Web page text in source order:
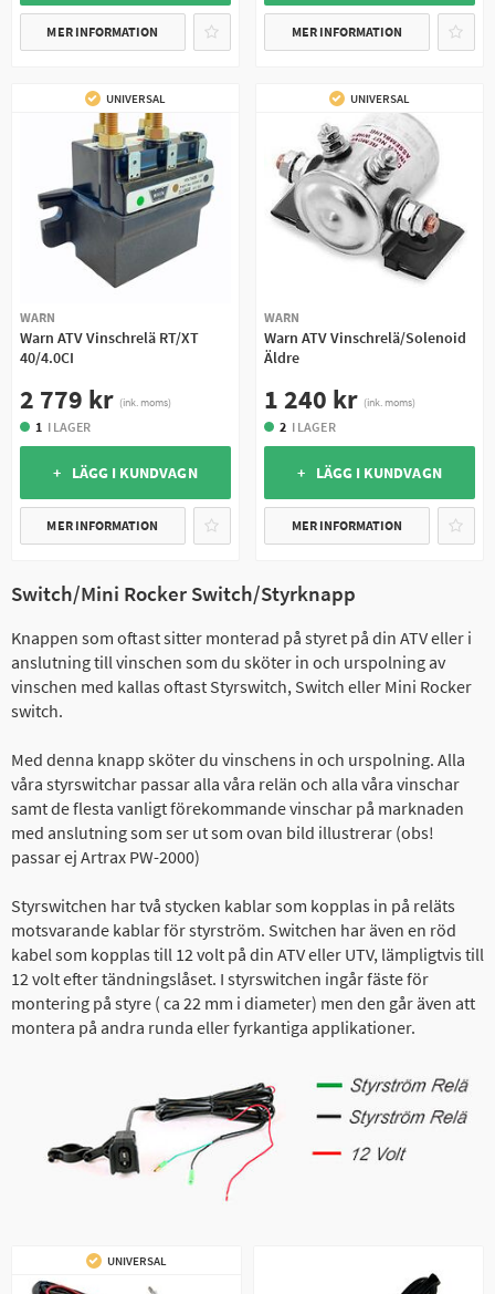
MER INFORMATION MER INFORMATION
UNIVERSAL
WARN
Warn ATV Vinschrelä RT/XT
40/4.0CI
2 779 kr (ink. moms)
1 I LAGER
+ LÄGG I KUNDVAGN
MER INFORMATION
UNIVERSAL
WARN
Warn ATV Vinschrelä/Solenoid
Äldre
1 240 kr (ink. moms)
2 I LAGER
+ LÄGG I KUNDVAGN
MER INFORMATION
Switch/Mini Rocker Switch/Styrknapp
Knappen som oftast sitter monterad på styret på din ATV eller i
anslutning till vinschen som du sköter in och urspolning av
vinschen med kallas oftast Styrswitch, Switch eller Mini Rocker
switch.
Med denna knapp sköter du vinschens in och urspolning. Alla
våra styrswitchar passar alla våra relän och alla våra vinschar
samt de flesta vanligt förekommande vinschar på marknaden
med anslutning som ser ut som ovan bild illustrerar (obs!
passar ej Artrax PW-2000)
Styrswitchen har två stycken kablar som kopplas in på reläts
motsvarande kablar för styrström. Switchen har även en röd
kabel som kopplas till 12 volt på din ATV eller UTV, lämpligtvis till
12 volt efter tändningslåset. I styrswitchen ingår fäste för
montering på styre ( ca 22 mm i diameter) men den går även att
montera på andra runda eller fyrkantiga applikationer.
UNIVERSAL